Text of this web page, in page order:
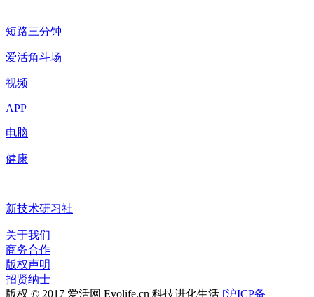
短路三分钟
爱活角斗场
视频
APP
电脑
健康
新技术研习社
关于我们
商务合作
版权声明
招贤纳士
版权 © 2017 爱活网 Evolife.cn 科技进化生活 [沪ICP备